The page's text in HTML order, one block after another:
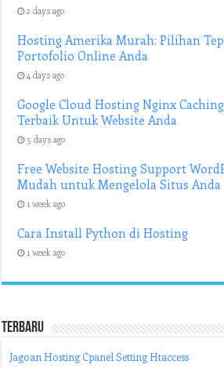
2 days ago
Hosting Amerika Murah: Pilihan
Portofolio Online Anda
4 days ago
Google Cloud Hosting Nginx
Terbaik Untuk Website Anda
5 days ago
Free Website Hosting Support
Mudah untuk Mengelola Situs Anda
1 week ago
Cara Install Python di Hosting
1 week ago
Terbaru
Jagoan Hosting Cpanel Setting Htaccess